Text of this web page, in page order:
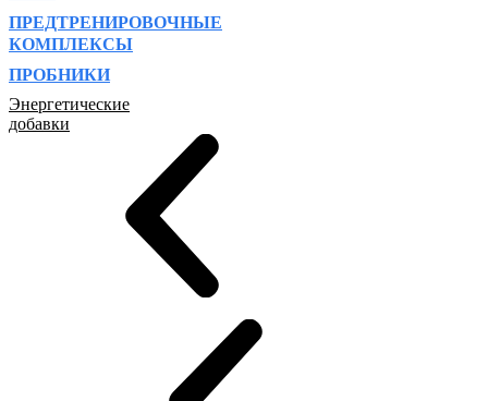
ПРЕДТРЕНИРОВОЧНЫЕ
КОМПЛЕКСЫ
ПРОБНИКИ
Энергетические
добавки